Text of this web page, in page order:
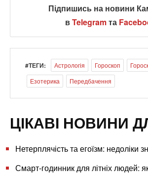
Підпишись на новини
вTelegramта
#ТЕГИ: Астрологія Гороскоп
Езотерика
Передбачення
ЦІКАВІ НОВИНИ
Нетерплячість та егоїзм: недоліки
Смарт-годинник для літніх людей: